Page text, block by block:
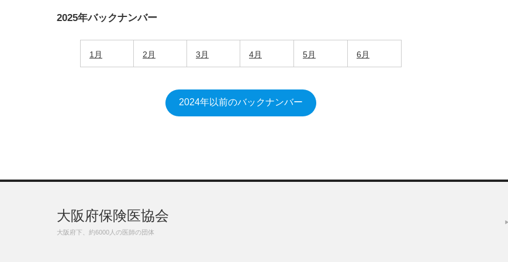
2025年バックナンバー
1月 2月 3月 4月 5月 6月
2024年以前のバックナンバー
大阪府保険医協会
大阪府下、約6000人の医師の団体